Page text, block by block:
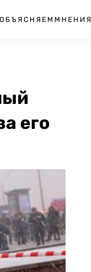
ОБЪЯСНЯЕМ МНЕНИЯ
его